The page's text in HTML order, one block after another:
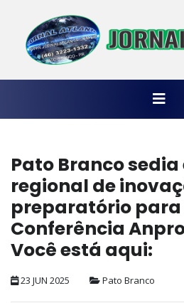
Pato Branco
regional de
preparatório para
Conferência
Você está aqui:
23 JUN 2025 Pato Branco